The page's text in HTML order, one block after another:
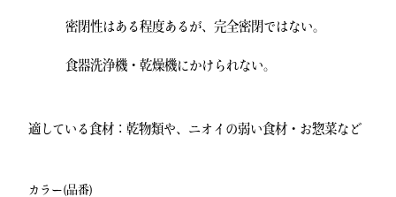
密閉性はある程度あるが、完全密閉ではない。
食器洗浄機・乾燥機にかけられない。
適している食材：乾物類や、ニオイの弱い食材・お惣菜など
カラー(品番)